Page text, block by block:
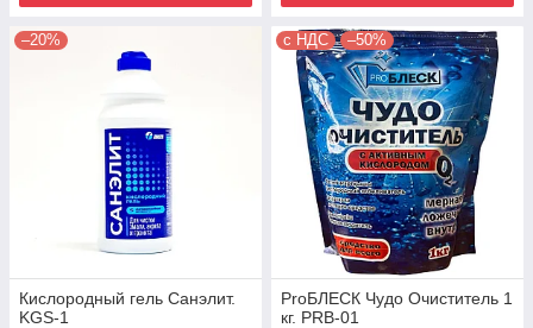
–20%
Кислородный гель Санэлит.
KGS-1
с НДС –50%
ProБЛЕСК Чудо Очиститель 1
кг. PRB-01